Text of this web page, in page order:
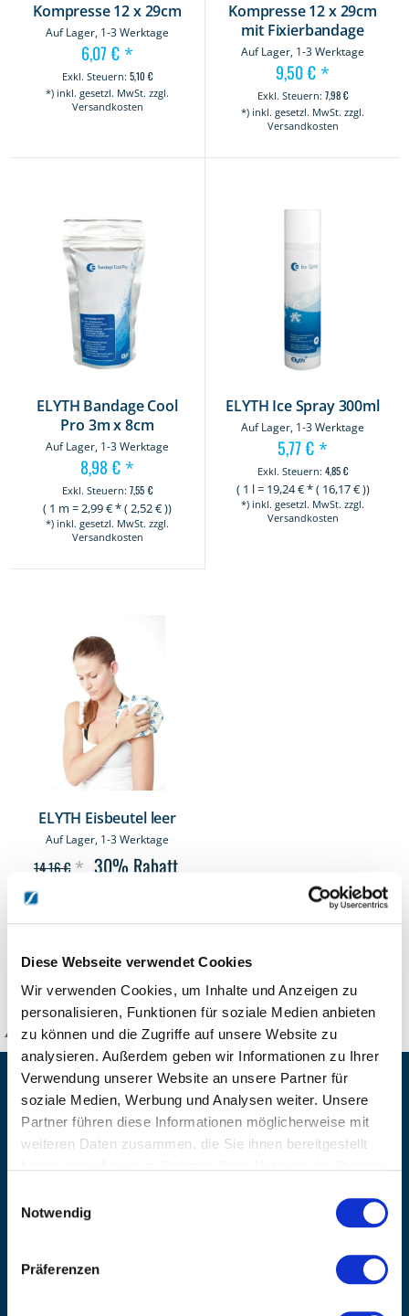
Diese Webseite verwendet Cookies
Wir verwenden Cookies, um Inhalte und Anzeigen zu
personalisieren, Funktionen für soziale Medien anbieten
zu können und die Zugriffe auf unsere Website zu
analysieren. Außerdem geben wir Informationen zu Ihrer
Verwendung unserer Website an unsere Partner für
soziale Medien, Werbung und Analysen weiter. Unsere
Partner führen diese Informationen möglicherweise mit
weiteren Daten zusammen, die Sie ihnen bereitgestellt
Notwendig
Präferenzen
Kompresse 12 x 29cm
Auf Lager, 1-3 Werktage
6,07 €*
5,10 €
*) inkl. gesetzl. MwSt. zzgl.
Versandkosten
Kompresse 12 x 29cm
mit Fixierbandage
Auf Lager, 1-3 Werktage
9,50 €*
7,98 €
*) inkl. gesetzl. MwSt. zzgl.
Versandkosten
ELYTH Bandage Cool
Pro 3m x 8cm
Auf Lager, 1-3 Werktage
8,98 €*
7,55 €
( 1 m =2,99€ * (2,52€ ))
*) inkl. gesetzl. MwSt. zzgl.
Versandkosten
ELYTH Ice Spray 300ml
Auf Lager, 1-3 Werktage
5,77 €*
4,85 €
( 1 l= 19,24€ * ( 16,17€ ))
*) inkl. gesetzl. MwSt. zzgl.
Versandkosten
ELYTH Eisbeutel leer
Auf Lager, 1-3 Werktage
14,16 €* 30% Rabatt
KANZLSPERGER GmbH
KONTAKTIEREN SIE UNS
ADRESSE
Ziegelhöhe 8, Berngau, D-92361
BERATUNG & BESTELLUNG